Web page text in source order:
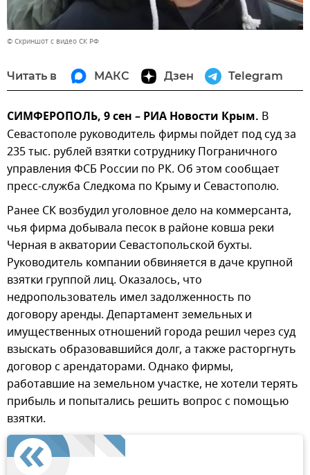
© Скриншот с видео СК РФ
Читать в МАКС Дзен Telegram
СИМФЕРОПОЛЬ, 9 сен – РИА Новости Крым. В
Севастополе руководитель фирмы пойдет под суд за
235 тыс. рублей взятки сотруднику Пограничного
управления ФСБ России по РК. Об этом сообщает
пресс-служба Следкома по Крыму и Севастополю.
Ранее СК возбудил уголовное дело на коммерсанта,
чья фирма добывала песок в районе ковша реки
Черная в акватории Севастопольской бухты.
Руководитель компании обвиняется в даче крупной
взятки группой лиц. Оказалось, что
недропользователь имел задолженность по
договору аренды. Департамент земельных и
имущественных отношений города решил через суд
взыскать образовавшийся долг, а также расторгнуть
договор с арендаторами. Однако фирмы,
работавшие на земельном участке, не хотели терять
прибыль и попытались решить вопрос с помощью
взятки.